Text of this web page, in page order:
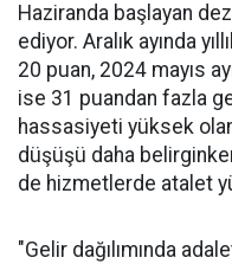
Haziranda başlayan
ediyor. Aralık ayında
20 puan, 2024 mayıs
ise 31 puandan fazla
hassasiyeti yüksek
düşüşü daha
de hizmetlerde atalet
"Gelir dağılımında